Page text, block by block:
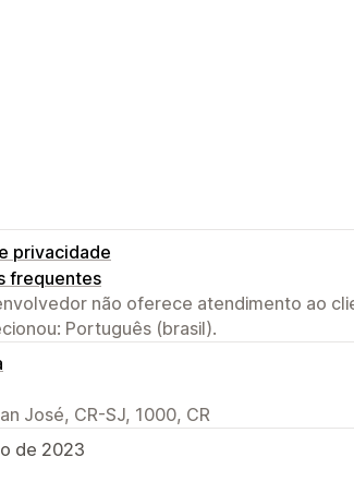
privacidade
frequentes
não oferece atendimento ao
Português (brasil).
José, CR-SJ, 1000, CR
de 2023